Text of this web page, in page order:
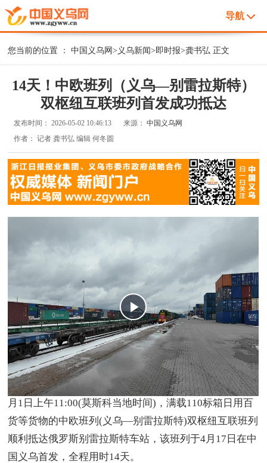
导航
您当前的位置 ：中国义乌网> 义乌新闻>即时报>龚书弘 正文
14天！中欧班列（义乌—别雷拉斯特）
双枢纽互联班列首发成功抵达
发布时间：2026-05-02 10:46:13 来源：中国义乌网
作者：记者 龚书弘 编辑 何冬圆
中国义乌网5月2日讯（记者 龚书弘 编辑 何冬圆）5
月1日上午11:00(莫斯科当地时间)，满载110标箱日用百
货等货物的中欧班列(义乌—别雷拉斯特)双枢纽互联班列
顺利抵达俄罗斯别雷拉斯特车站，该班列于4月17日在中
国义乌首发，全程用时14天。